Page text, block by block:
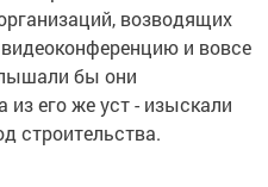
возводящих
и вовсе
бы они
из его же уст - изыска­ли
строительства.